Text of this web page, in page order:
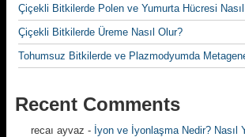
Çiçekli Bitkilerde Polen ve Yumurta Hücresi
Çiçekli Bitkilerde Üreme Nasıl Olur?
Tohumsuz Bitkilerde ve Plazmodyumda
Recent Comments
recaı ayvaz - İyon ve İyonlaşma Nedir? Nasıl